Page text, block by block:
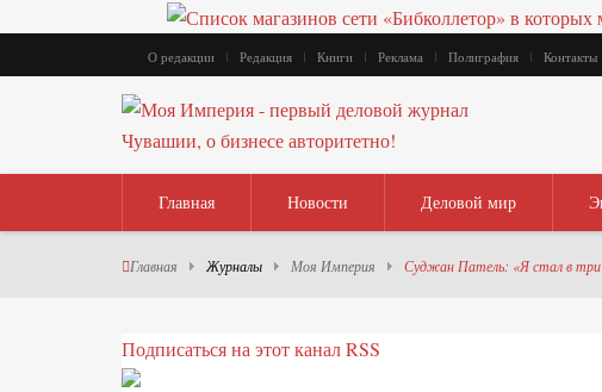
О редакции Редакция Книги Реклама Полиграфия Контакты
Главная Новости Деловой мир
Главная Журналы Моя Империя Суджан Патель: «Я стал в три
Подписаться на этот канал RSS